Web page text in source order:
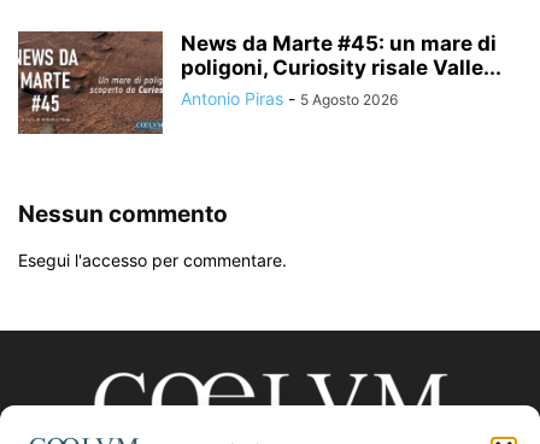
News da Marte #45: un mare di
poligoni, Curiosity risale Valle...
Antonio Piras - 5 Agosto 2026
Nessun commento
Esegui l'accesso per commentare.